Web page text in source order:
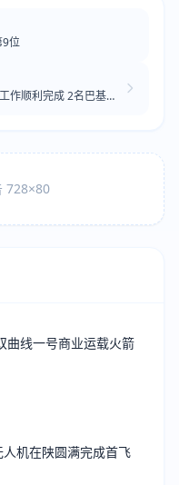
9位
作顺利完成 2名巴基斯
728×80
曲线一号商业运载火箭
机在陕圆满完成首飞